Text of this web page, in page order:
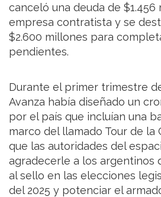
canceló una deuda de $1.456
empresa contratista y se
$2.600 millones para
pendientes.
Durante el primer trimestre
Avanza había diseñado un
por el país que incluían una
marco del llamado Tour de la
que las autoridades del
agradecerle a los argentinos
al sello en las elecciones
del 2025 y potenciar el